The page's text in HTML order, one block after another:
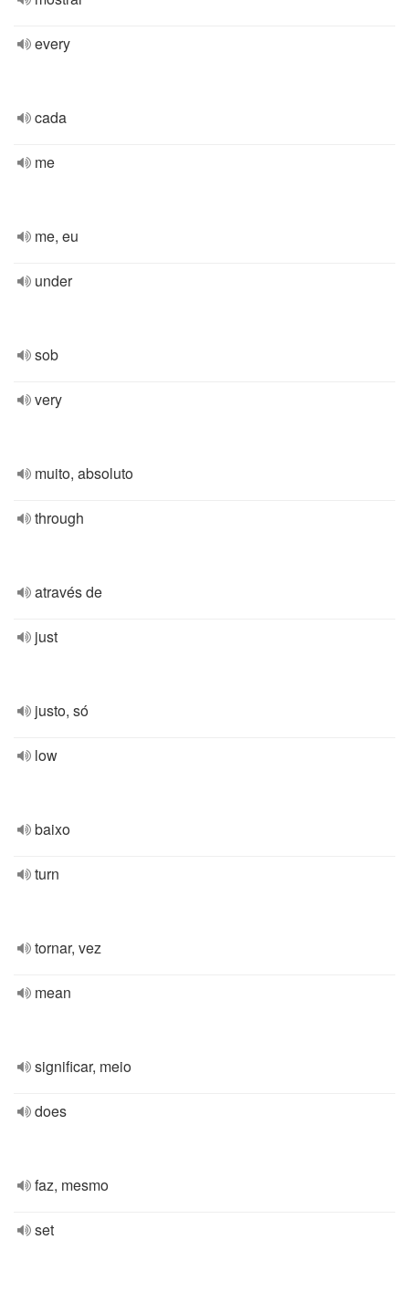
every
cada
me
me, eu
under
sob
very
muito, absoluto
through
através de
just
justo, só
low
baixo
turn
tornar, vez
mean
significar, meio
does
faz, mesmo
set